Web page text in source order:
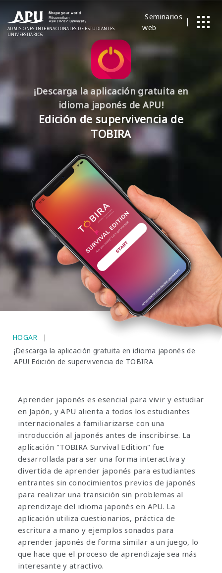
ADMISIONES ​ ​INTERNACIONALES DE ESTUDIANTES
UNIVERSITARIOS
Seminarios
web
¡Descarga la aplicación gratuita en
idioma japonés de APU!
Edición de supervivencia de
TOBIRA
HOGAR
¡Descarga la aplicación gratuita en idioma japonés de
APU! Edición de supervivencia de TOBIRA
Aprender japonés es esencial para vivir y estudiar
en Japón, y APU alienta a todos los estudiantes
internacionales a familiarizarse con una
introducción al japonés antes de inscribirse. La
aplicación "TOBIRA Survival Edition" fue
desarrollada para ser una forma interactiva y
divertida de aprender japonés para estudiantes
entrantes sin conocimientos previos de japonés
para realizar una transición sin problemas al
aprendizaje del idioma japonés en APU. La
aplicación utiliza cuestionarios, práctica de
escritura a mano y ejemplos sonados para
aprender japonés de forma similar a un juego, lo
que hace que el proceso de aprendizaje sea más
interesante y atractivo.